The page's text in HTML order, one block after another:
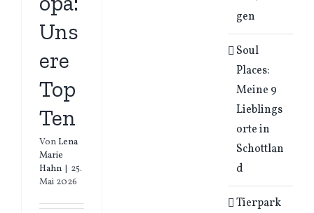
Uns
ere
Top
Ten
VonLena
Marie
Hahn | 25.
Mai 2026
gen
Soul
Places:
Meine 9
Lieblings
orte in
Schottlan
d
Tierpark